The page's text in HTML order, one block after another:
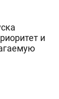
и